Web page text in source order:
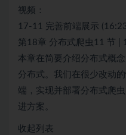
视频：
17-11 完善前端展示
第18章 分布式爬虫11 节 |
本章在简要介绍分布式概
分布式。我们在很少改动
端，实现并部署分布式爬
进方案。
收起列表